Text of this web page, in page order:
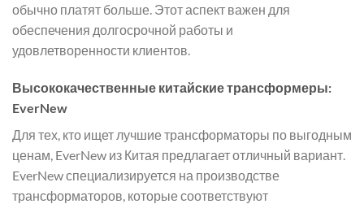
обычно платят больше. Этот аспект важен для
обеспечения долгосрочной работы и
удовлетворенности клиентов.
Высококачественные китайские трансформеры:
EverNew
Для тех, кто ищет лучшие трансформаторы по выгодным
ценам, EverNew из Китая предлагает отличный вариант.
EverNew специализируется на производстве
трансформаторов, которые соответствуют